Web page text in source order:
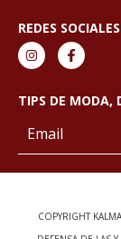
REDES SOCIALES
TIPS DE MODA,
COPYRIGHT